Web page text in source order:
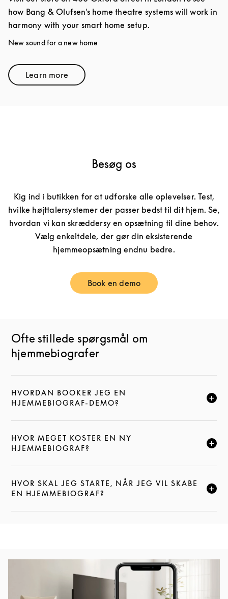
how Bang & Olufsen's home theatre systems will work in
harmony with your smart home setup.
New sound for a new home
Learn moreLink Opens in New Tab
Besøg os
Kig ind i butikken for at udforske alle oplevelser. Test,
hvilke højttalersystemer der passer bedst til dit hjem. Se,
hvordan vi kan skræddersy en opsætning til dine behov.
Vælg enkeltdele, der gør din eksisterende
hjemmeopsætning endnu bedre.
Book en demoLink Opens in New Tab
Ofte stillede spørgsmål om
hjemmebiografer
HVORDAN BOOKER JEG EN
HJEMMEBIOGRAF-DEMO?
KLIK FOR AT UDVIDE DENNE BESKRIVELSE, OG
HVOR MEGET KOSTER EN NY
HJEMMEBIOGRAF?
KLIK FOR AT UDVIDE DENNE BESKRIVELSE, OG
HVOR SKAL JEG STARTE, NÅR JEG VIL SKABE
EN HJEMMEBIOGRAF?
KLIK FOR AT UDVIDE DENNE BESKRIVELSE, OG